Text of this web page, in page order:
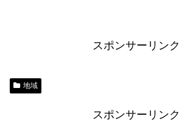
スポンサーリンク
地域
スポンサーリンク